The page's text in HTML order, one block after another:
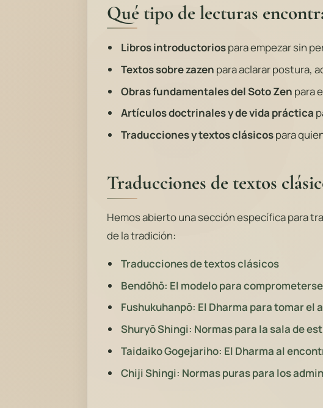
Qué tipo de lecturas
Libros introductoriospara empezar sin
Textos sobre zazen para aclarar postura,
Obras fundamentales del Soto Zen para
Artículos doctrinales y de vida práctica
Traducciones y textos clásicospara
Traducciones de textos
Hemos abierto una sección específica para
de la tradición:
Traducciones de textos clásicos
Bendōhō: El modelo para
Fushukuhanpō: El Dharma para tomar el
Shuryō Shingi: Normas para la sala de
Taidaiko Gogejariho: El Dharma al
Chiji Shingi: Normas puras para los